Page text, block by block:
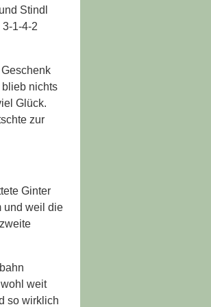
Stindl
1-4-2
nichts
Glück.
zur
Ginter
und weil die
weit
so wirklich